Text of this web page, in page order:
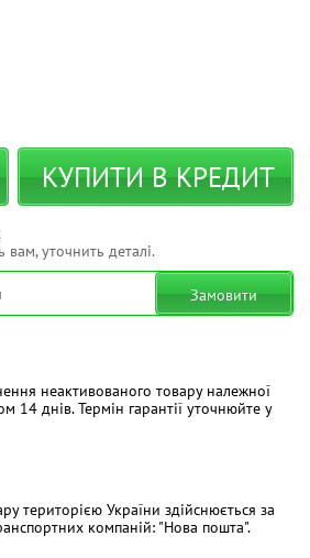
КУПИТИ В КРЕДИТ
уточнить деталі.
Замовити
неактивованого товару належної
14 днів. Термін гарантії уточнюйте у
територією України здійснюється за
компаній: "Нова пошта".